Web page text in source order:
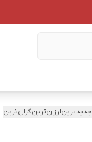
جدیدترینارزان‌ترینگران‌ترین